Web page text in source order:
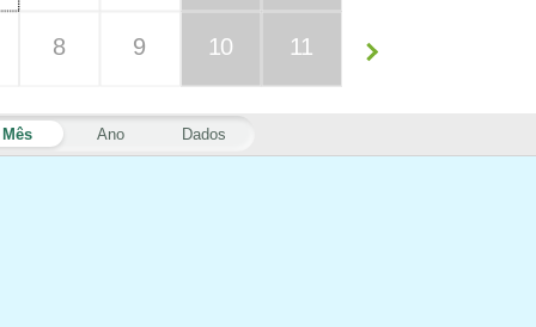
Mês Ano Dados
8 9 10 11